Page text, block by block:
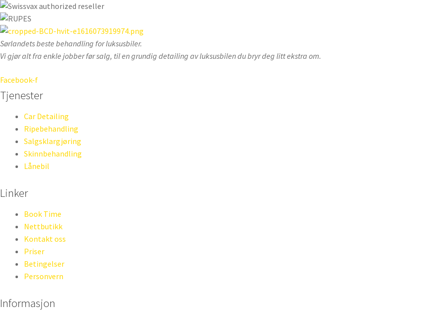
Sørlandets beste behandling for luksusbiler.
Vi gjør alt fra enkle jobber før salg, til en grundig detailing av luksusbilen du bryr deg litt ekstra om.
Facebook-f
Tjenester
Car Detailing
Ripebehandling
Salgsklargjøring
Skinnbehandling
Lånebil
Linker
Book Time
Nettbutikk
Kontakt oss
Priser
Betingelser
Personvern
Informasjon